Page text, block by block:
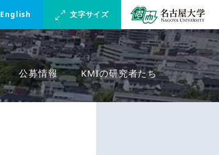
English 文字サイズ
公募情報 KMIの研究者たち